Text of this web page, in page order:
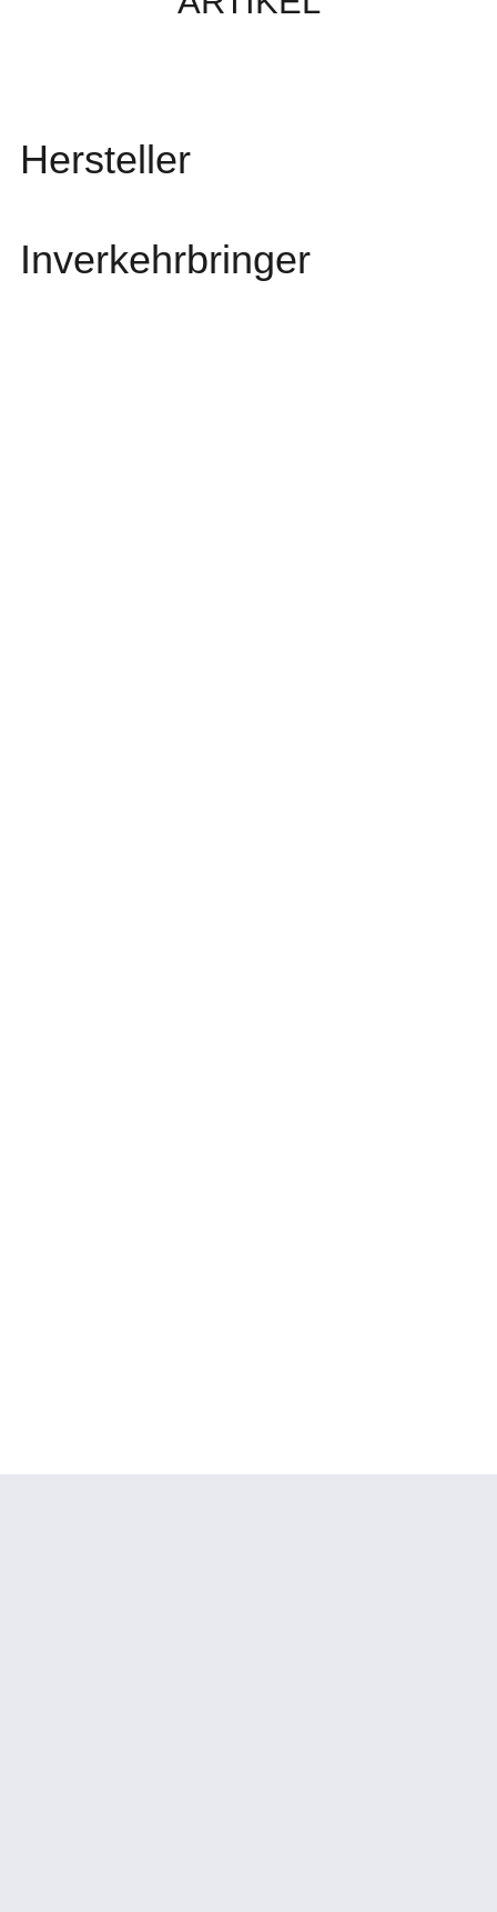
Hersteller
Inverkehrbringer